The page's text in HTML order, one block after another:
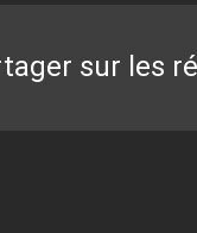
sur les